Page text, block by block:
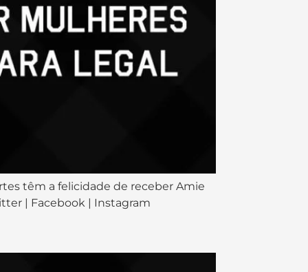
têm a felicidade de receber Amie
| Facebook | Instagram